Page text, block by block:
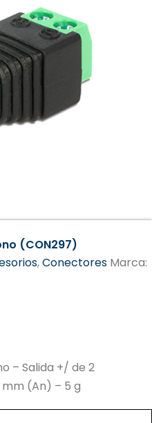
(CON297)
,Conectores Marca:
– Salida +/ de 2
(An) – 5 g